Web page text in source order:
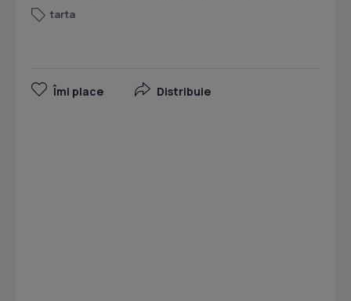
tarta
Îmi place Distribuie